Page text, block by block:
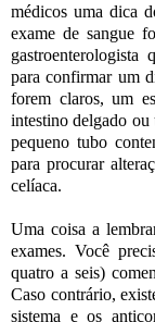
médicos uma dica
exame de sangue
gastroenterologista
para confirmar um
forem claros, um
intestino delgado ou
pequeno tubo
para procurar
celíaca.
Uma coisa a
exames. Você
quatro a seis)
Caso contrário,
sistema e os